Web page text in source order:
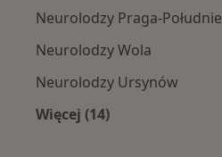
Neurolodzy Praga-Południe
Neurolodzy Wola
Neurolodzy Ursynów
Więcej (14)